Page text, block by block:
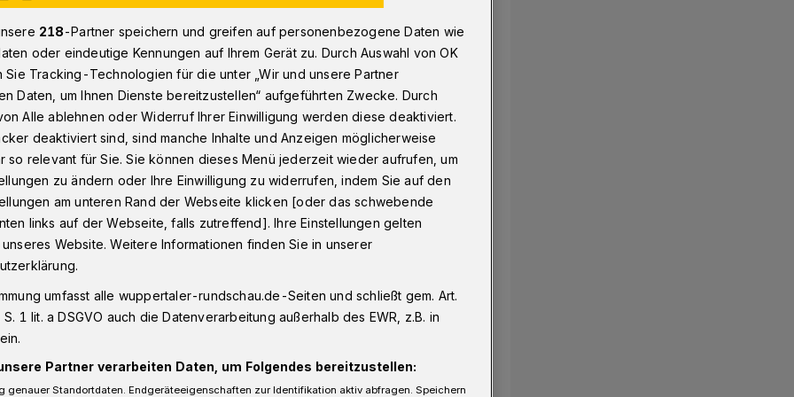
in Wuppertal verursacht Unfall bei Überholvorgang​
Unfall bei
Weg sind am Mittwoch (30.
Uhr ein Pkw und ein Kleintransporter
218-Partner speichern und greifen auf personenbezogene Daten wie
oder eindeutige Kennungen auf Ihrem Gerät zu. Durch Auswahl von OK
Sie Tracking-Technologien für die unter „Wir und unsere Partner
Daten, um Ihnen Dienste bereitzustellen“ aufgeführten Zwecke. Durch
Alle ablehnen oder Widerruf Ihrer Einwilligung werden diese deaktiviert.
deaktiviert sind, sind manche Inhalte und Anzeigen möglicherweise
so relevant für Sie. Sie können dieses Menü jederzeit wieder aufrufen, um
zu ändern oder Ihre Einwilligung zu widerrufen, indem Sie auf den
am unteren Rand der Webseite klicken [oder das schwebende
links auf der Webseite, falls zutreffend]. Ihre Einstellungen gelten
Website. Weitere Informationen finden Sie in unserer
umfasst alle wuppertaler-rundschau.de-Seiten und schließt gem. Art.
1 lit. a DSGVO auch die Datenverarbeitung außerhalb des EWR, z.B. in
Partner verarbeiten Daten, um Folgendes bereitzustellen:
genauer Standortdaten. Endgeräteeigenschaften zur Identifikation aktiv abfragen. Speichern